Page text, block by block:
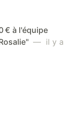
€ à l'équipe
— il y a